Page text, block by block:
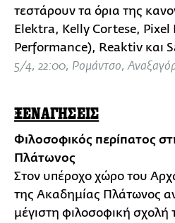
τεστάρουν τα όρια της
Elektra, Kelly Cortese, Pixel
Performance), Reaktiv και
5/4, 22:00, Ρομάντσο,
ΞΕΝΑΓΗΣΕΙΣ
Φιλοσοφικός περίπατος
Πλάτωνος
Στον υπέροχο χώρο του
της Ακαδημίας Πλάτωνος
μέγιστη φιλοσοφική